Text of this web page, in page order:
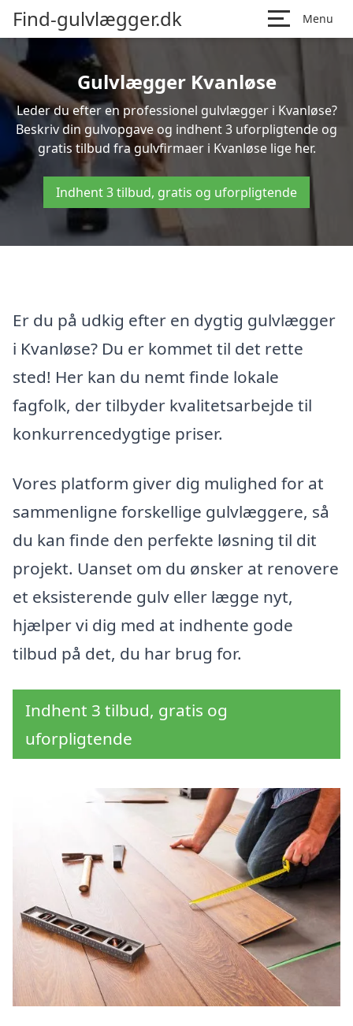
Find-gulvlægger.dk Menu
Gulvlægger Kvanløse
Leder du efter en professionel gulvlægger i Kvanløse?
Beskriv din gulvopgave og indhent 3 uforpligtende og
gratis tilbud fra gulvfirmaer i Kvanløse lige her.
Indhent 3 tilbud, gratis og uforpligtende
Er du på udkig efter en dygtig gulvlægger
i Kvanløse? Du er kommet til det rette
sted! Her kan du nemt finde lokale
fagfolk, der tilbyder kvalitetsarbejde til
konkurrencedygtige priser.
Vores platform giver dig mulighed for at
sammenligne forskellige gulvlæggere, så
du kan finde den perfekte løsning til dit
projekt. Uanset om du ønsker at renovere
et eksisterende gulv eller lægge nyt,
hjælper vi dig med at indhente gode
tilbud på det, du har brug for.
Indhent 3 tilbud, gratis og
uforpligtende